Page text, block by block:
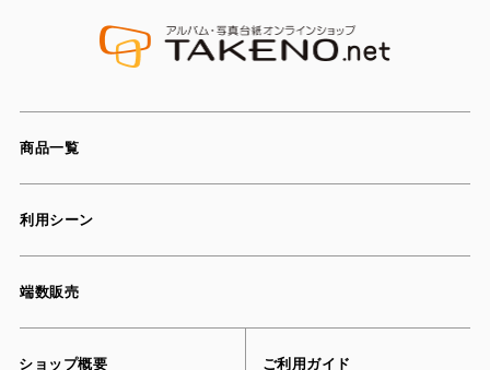
商品一覧
利用シーン
端数販売
ショップ概要 ご利用ガイド